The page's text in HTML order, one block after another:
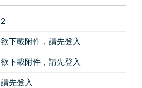
2
欲下載附件，請先登入
欲下載附件，請先登入
請先登入